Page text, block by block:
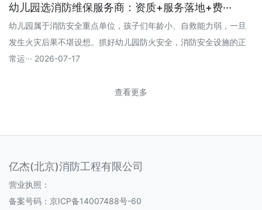
幼儿园选消防维保服务商：资质+服务落地+费···
幼儿园属于消防安全重点单位，孩子们年龄小、自救能力弱，一旦
发生火灾后果不堪设想。抓好幼儿园防火安全，消防安全设施的正
常运··· 2026-07-17
查看更多
亿杰(北京)消防工程有限公司
营业执照：
备案号码： 京ICP备14007488号-60